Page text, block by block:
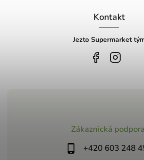
Zákaznická
+420 603 248
Kontakt
Jezto Supermarket